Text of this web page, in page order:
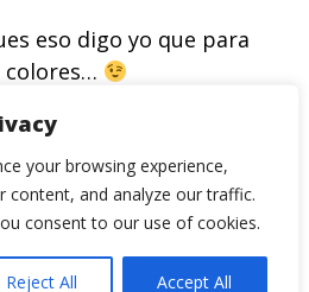
your browsing experience,
content, and analyze our traffic.
consent to our use of cookies.
Reject All Accept All
eso digo yo que para
colores…
pozí. Cuando quieras
avisa.
Responder